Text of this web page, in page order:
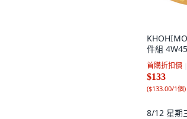
件組
首購折扣價
$133
($133.00/1個)
8/12 星期